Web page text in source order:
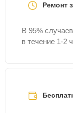
Ремонт
В 95%
в течение 1-2